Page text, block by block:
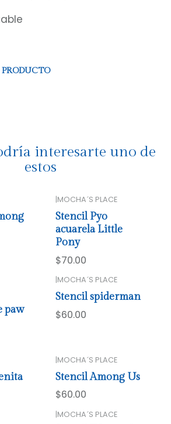
interesarte uno de
estos
|MOCHA´S PLACE
Stencil Pyo
acuarela Little
Pony
$70.00
paw
|MOCHA´S PLACE
Stencil spiderman
$60.00
|MOCHA´S PLACE
Stencil Among Us
$60.00
|MOCHA´S PLACE